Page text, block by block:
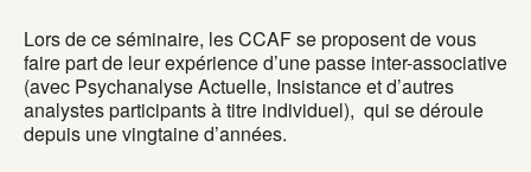
Lors de ce séminaire, les CCAF se proposent de vous
faire part de leur expérience d’une passe inter-associative
(avec Psychanalyse Actuelle, Insistance et d’autres
analystes participants à titre individuel), qui se déroule
depuis une vingtaine d’années.